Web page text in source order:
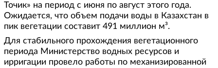
Точик» на период с июня по август этого года.
Ожидается, что объем подачи воды в Казахстан в
пик вегетации составит 491 миллион м³.
Для стабильного прохождения вегетационного
периода Министерство водных ресурсов и
ирригации провело работы по механизированной